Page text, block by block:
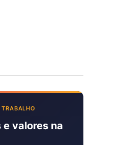
e valores na